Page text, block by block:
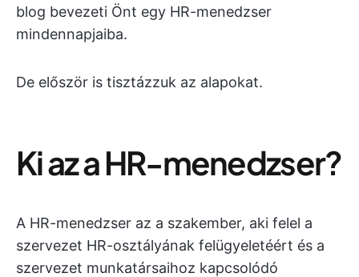
blog bevezeti Önt egy HR-menedzser
mindennapjaiba.
De először is tisztázzuk az alapokat.
Ki az a HR-menedzser?
A HR-menedzser az a szakember, aki felel a
szervezet HR-osztályának felügyeletéért és a
szervezet munkatársaihoz kapcsolódó